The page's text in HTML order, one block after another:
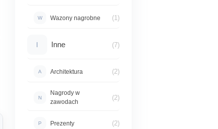
W Wazony nagrobne (1)
I Inne (7)
A Architektura (2)
N
Nagrody w
zawodach
(2)
P Prezenty (2)